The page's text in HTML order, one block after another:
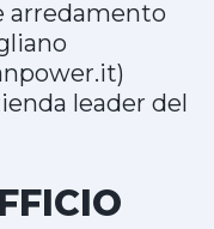
arredamento
leader del